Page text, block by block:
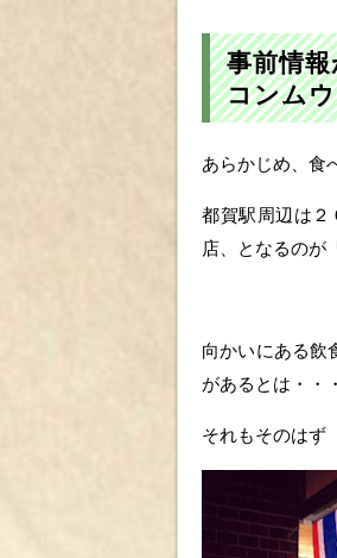
事前情
コンム
あらかじめ、食
都賀駅周辺は２
店、となるのが
向かいにある飲
があるとは・・・
それもそのはず